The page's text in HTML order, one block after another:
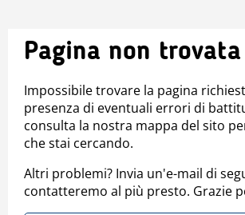
Pagina non trovata
Impossibile trovare la pagina
presenza di eventuali errori di
consulta la nostra mappa del sito
che stai cercando.
Altri problemi? Invia un'e-mail di
contatteremo al più presto. Grazie